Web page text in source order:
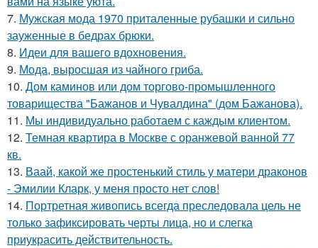
7. Мужская мода 1970 приталенные рубашки и сильно
зауженные в бедрах брюки.
8. Идеи для вашего вдохновения.
9. Мода, выросшая из чайного гриба.
10. Дом каминов или дом торгово-промышленного
товарищества "Бажанов и Чувалдина" (дом Бажанова).
11. Мы индивидуально работаем с каждым клиентом.
12. Темная квартира в Москве с оранжевой ванной 77
кв.
13. Ваай, какой же простенький стиль у матери драконов
- Эмилии Кларк, у меня просто нет слов!
14. Портретная живопись всегда преследовала цель не
только зафиксировать черты лица, но и слегка
приукрасить действительность.